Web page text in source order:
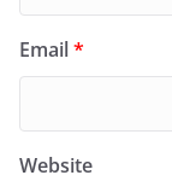
Email*
Website